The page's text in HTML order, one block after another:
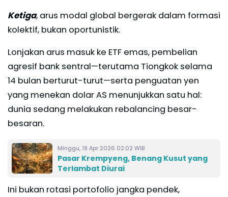
Ketiga, arus modal global bergerak dalam formasi
kolektif, bukan oportunistik.
Lonjakan arus masuk ke ETF emas, pembelian
agresif bank sentral—terutama Tiongkok selama
14 bulan berturut-turut—serta penguatan yen
yang menekan dolar AS menunjukkan satu hal:
dunia sedang melakukan rebalancing besar-
besaran.
Minggu, 19 Apr 2026 02:02 WIB
Pasar Krempyeng, Benang Kusut yang
Terlambat Diurai
Ini bukan rotasi portofolio jangka pendek,